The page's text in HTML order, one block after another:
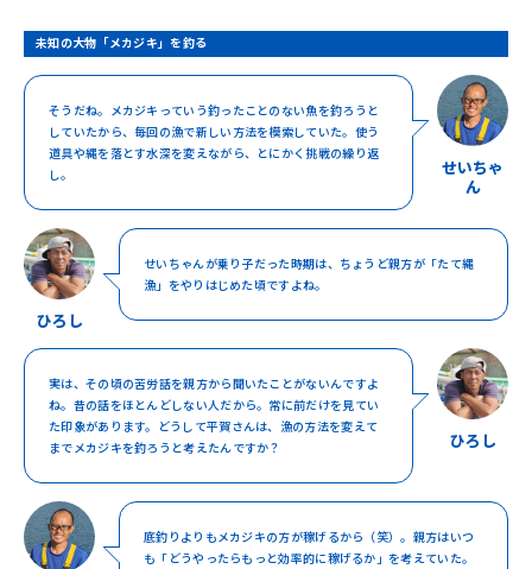
未知の大物「メカジキ」を釣る
せいちゃ
ん
そうだね。メカジキっていう釣ったことのない魚を釣ろうと
していたから、毎回の漁で新しい方法を模索していた。使う
道具や縄を落とす水深を変えながら、とにかく挑戦の繰り返
し。
ひろし
せいちゃんが乗り子だった時期は、ちょうど親方が「たて縄
漁」をやりはじめた頃ですよね。
ひろし
実は、その頃の苦労話を親方から聞いたことがないんですよ
ね。昔の話をほとんどしない人だから。常に前だけを見てい
た印象があります。どうして平賀さんは、漁の方法を変えて
までメカジキを釣ろうと考えたんですか？
底釣りよりもメカジキの方が稼げるから（笑）。親方はいつ
も「どうやったらもっと効率的に稼げるか」を考えていた。